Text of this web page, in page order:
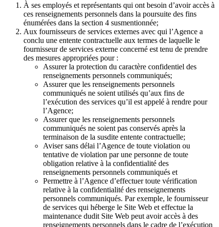
À ses employés et représentants qui ont besoin d’avoir accès à
ces renseignements personnels dans la poursuite des fins
énumérées dans la section 4 susmentionnée;
Aux fournisseurs de services externes avec qui l’Agence a
conclu une entente contractuelle aux termes de laquelle le
fournisseur de services externe concerné est tenu de prendre
des mesures appropriées pour :
Assurer la protection du caractère confidentiel des
renseignements personnels communiqués;
Assurer que les renseignements personnels
communiqués ne soient utilisés qu’aux fins de
l’exécution des services qu’il est appelé à rendre pour
l’Agence;
Assurer que les renseignements personnels
communiqués ne soient pas conservés après la
terminaison de la susdite entente contractuelle;
Aviser sans délai l’Agence de toute violation ou
tentative de violation par une personne de toute
obligation relative à la confidentialité des
renseignements personnels communiqués et
Permettre à l’Agence d’effectuer toute vérification
relative à la confidentialité des renseignements
personnels communiqués. Par exemple, le fournisseur
de services qui héberge le Site Web et effectue la
maintenance dudit Site Web peut avoir accès à des
renseignements personnels dans le cadre de l’exécution